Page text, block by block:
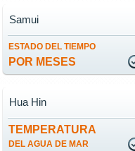
ESTADO DEL TIEMPO
POR MESES
Samui
TEMPERATURA
DEL AGUA DE MAR
Hua Hin